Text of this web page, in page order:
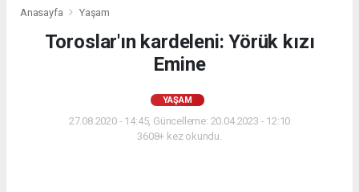
Anasayfa Yaşam
Toroslar'ın kardeleni: Yörük kızı
Emine
YAŞAM
27.08.2020 - 14:45, Güncelleme: 20.04.2023 - 12:10
3608+ kez okundu.